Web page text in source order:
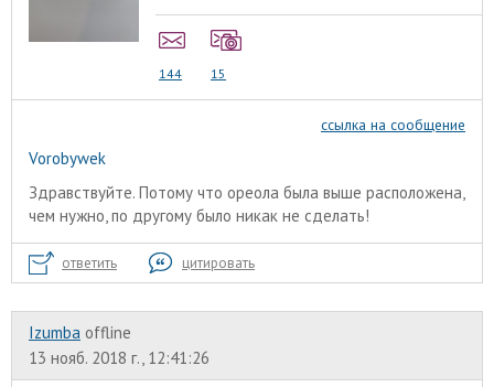
144 15
ссылка на сообщение
Vorobywek
Здравствуйте. Потому что ореола была выше расположена,
чем нужно, по другому было никак не сделать!
ответить цитировать
Izumba offline
13 нояб. 2018 г., 12:41:26